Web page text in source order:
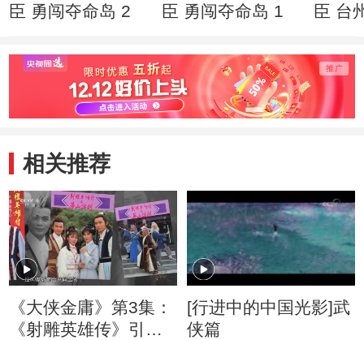
臣 勇闯夺命岛 2
臣 勇闯夺命岛 1
臣 台
相关推荐
《大侠金庸》第3集：
《射雕英雄传》引进
[行进中的中国光影]武
侠篇